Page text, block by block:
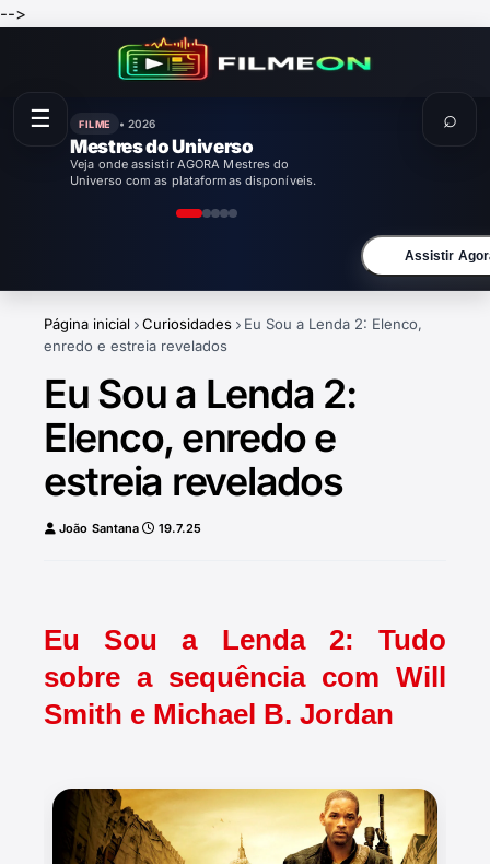
-->
FILME • 2026
Enola Holmes 3
Veja onde assistir AGORA Enola Holmes 3
com as plataformas disponíveis.
Assistir
Página inicial Curiosidades
Eu Sou a Lenda 2: Elenco,
enredo e estreia revelados
Eu Sou a Lenda 2:
Elenco, enredo e
estreia revelados
João Santana 19.7.25
Eu Sou a Lenda 2: Tudo
sobre a sequência com Will
Smith e Michael B. Jordan
☰ ⌕